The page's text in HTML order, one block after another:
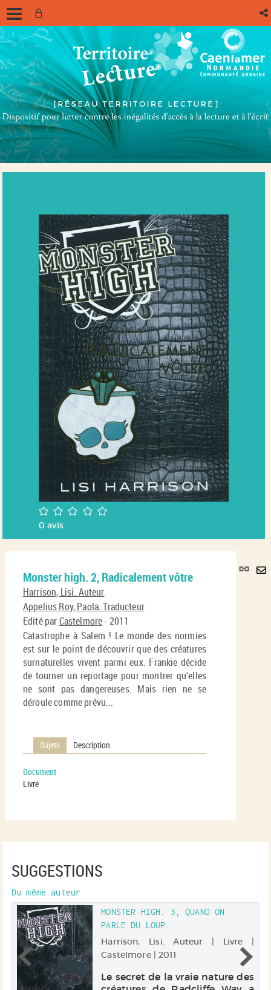
/5
0avis
Lien
Monster high. 2, Radicalement vôtre
Harrison, Lisi. Auteur
Appelius Roy, Paola. Traducteur
Edité parCastelmore- 2011
Catastrophe à Salem ! Le monde des normies
est sur le point de découvrir que des créatures
surnaturelles vivent parmi eux. Frankie décide
de tourner un reportage pour montrer qu'elles
ne sont pas dangereuses. Mais rien ne se
déroule comme prévu...
Sujets Description
Document
Livre
SUGGESTIONS
Du même auteur
MONSTER HIGH. 3, QUAND ON
PARLE DU LOUP...
Harrison, Lisi. Auteur | Livre |
Castelmore | 2011
Le secret de la vraie nature des